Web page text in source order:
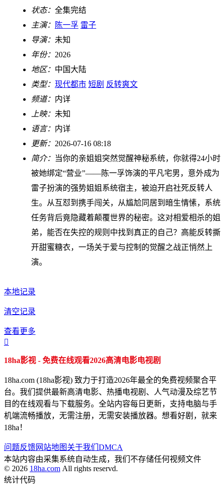
状态： 全集完结
主演：
陈一孚 雷子
导演： 未知
年份： 2026
地区： 中国大陆
类型： 现代都市 短剧 反转爽文
频道： 内详
上映： 未知
语言： 内详
更新： 2026-07-16 08:18
简介： 当你的亲姐姐突然觉醒神秘系统，你就得24小时
被她绑定“营业”——陈一孚饰演的平凡宅男，意外成为
雷子扮演的强势姐姐系统宿主，被迫开启社死反转人
生。从互怼到携手闯关，从尴尬同居到暗生情愫，系统
任务背后竟隐藏着颠覆世界的秘密。这对相爱相杀的姐
弟，能否在失控的规则中找到真正的自己？高能反转撕
开甜蜜糖衣，一场关于爱与控制的觉醒之战正悄然上
演。
本地记录
清空记录
查看更多

18ha影视 - 免费在线观看2026高清电影电视剧
18ha.com (18ha影视) 致力于打造2026年最全的免费视频聚合平
台。我们提供最新高清电影、热播电视剧、人气动漫及综艺节
目的在线观看与下载服务。全站内容每日更新，支持电脑与手
机端流畅播放，无需注册，无需安装播放器。想看好剧，就来
18ha！
问题反馈网站地图 关于我们 DMCA
本站内容由采集系统自动生成，我们不存储任何视频文件
© 2026 18ha.com All rights reservd.
统计代码